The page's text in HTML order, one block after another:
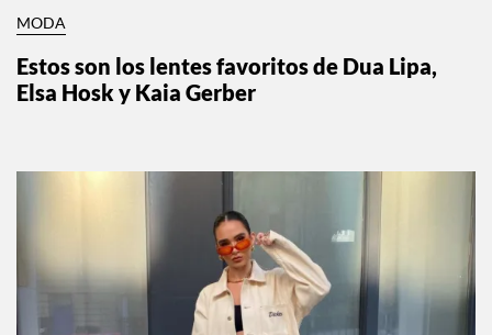
MODA
Estos son los lentes favoritos de Dua Lipa,
Elsa Hosk y Kaia Gerber